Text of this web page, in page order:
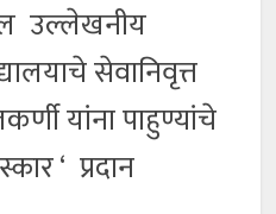
उल्लेखनीय
सेवानिवृत्त
यांना पाहुण्यांचे
‘ प्रदान